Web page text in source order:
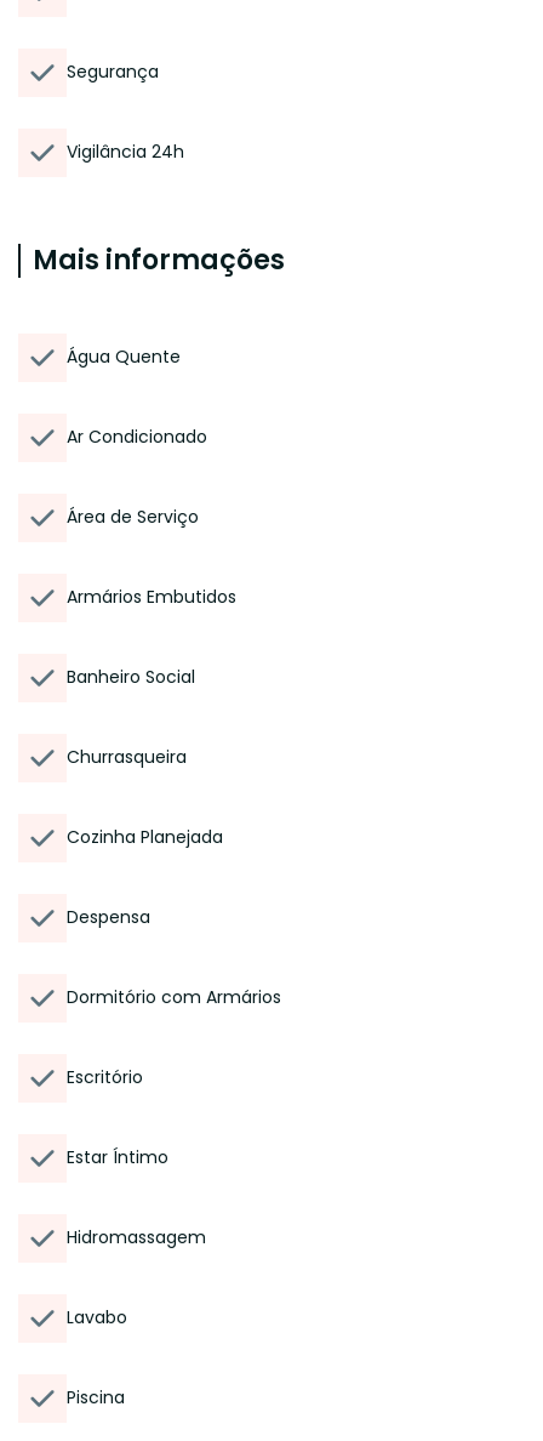
Segurança
Vigilância 24h
Mais informações
Água Quente
Ar Condicionado
Área de Serviço
Armários Embutidos
Banheiro Social
Churrasqueira
Cozinha Planejada
Despensa
Dormitório com Armários
Escritório
Estar Íntimo
Hidromassagem
Lavabo
Piscina